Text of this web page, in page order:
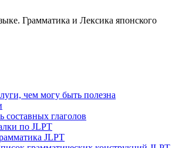
Грамматика и Лексика японского
чем могу быть полезна
составных глаголов
по JLPT
JLPT